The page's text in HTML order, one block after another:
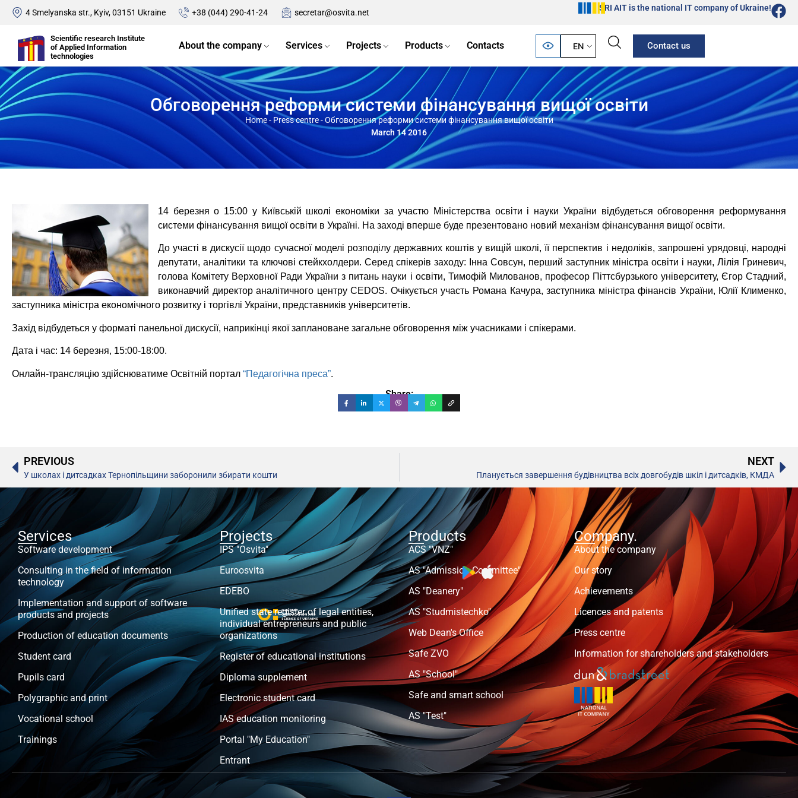
4 Smelyanska str., Kyiv, 03151 Ukraine +38 (044) 290-41-24 secretar@osvita.net
SRI AIT is the national IT company of Ukraine!
Scientific research Institute
of Applied Information
technologies
About the company Services Projects Products Contacts EN Contact us
Обговорення реформи системи фінансування вищої освіти
Home- Press centre-Обговорення реформи системи фінансування вищої освіти
March 14 2016
14 березня о 15:00 у Київській школі економіки за участю Міністерства освіти і науки України відбудеться обговорення реформування
системи фінансування вищої освіти в Україні. На заході вперше буде презентовано новий механізм фінансування вищої освіти.
До участі в дискусії щодо сучасної моделі розподілу державних коштів у вищій школі, її перспектив і недоліків, запрошені урядовці, народні
депутати, аналітики та ключові стейкхолдери. Серед спікерів заходу: Інна Совсун, перший заступник міністра освіти і науки, Лілія Гриневич,
голова Комітету Верховної Ради України з питань науки і освіти, Тимофій Милованов, професор Піттсбурзького університету, Єгор Стадний,
виконавчий директор аналітичного центру CEDOS. Очікується участь Романа Качура, заступника міністра фінансів України, Юлії Клименко,
заступника міністра економічного розвитку і торгівлі України, представників університетів.
Захід відбудеться у форматі панельної дискусії, наприкінці якої заплановане загальне обговорення між учасниками і спікерами.
Дата і час: 14 березня, 15:00-18:00.
Онлайн-трансляцію здійснюватиме Освітній портал “Педагогічна преса”.
Share:
PREVIOUS
У школах і дитсадках Тернопільщини заборонили збирати кошти
NEXT
Планується завершення будівництва всіх довгобудів шкіл і дитсадків, КМДА
Services
Software development
Consulting in the field of information
technology
Implementation and support of software
products and projects
Production of education documents
Student card
Pupils card
Polygraphic and print
Vocational school
Trainings
Projects
IPS "Osvita"
Euroosvita
EDEBO
Unified state register of legal entities,
individual entrepreneurs and public
organizations
Register of educational institutions
Diploma supplement
Electronic student card
IAS education monitoring
Portal "My Education"
Entrant
Products
ACS "VNZ"
AS "Admission Committee"
AS "Deanery"
AS "Studmistechko"
Web Dean's Office
Safe ZVO
AS "School"
Safe and smart school
AS "Test"
Company.
About the company
Our story
Achievements
Licences and patents
Press centre
Information for shareholders and stakeholders